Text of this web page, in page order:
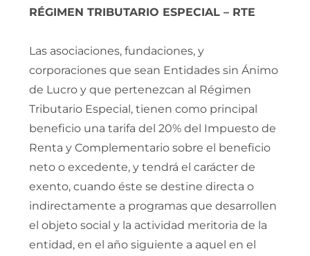
RÉGIMEN TRIBUTARIO ESPECIAL – RTE
Las asociaciones, fundaciones, y
corporaciones que sean Entidades sin Ánimo
de Lucro y que pertenezcan al Régimen
Tributario Especial, tienen como principal
beneficio una tarifa del 20% del Impuesto de
Renta y Complementario sobre el beneficio
neto o excedente, y tendrá el carácter de
exento, cuando éste se destine directa o
indirectamente a programas que desarrollen
el objeto social y la actividad meritoria de la
entidad, en el año siguiente a aquel en el